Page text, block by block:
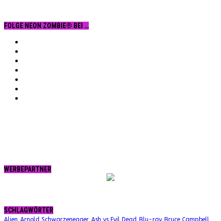
FOLGE NEON ZOMBIE® BEI …
WERBEPARTNER
SCHLAGWÖRTER